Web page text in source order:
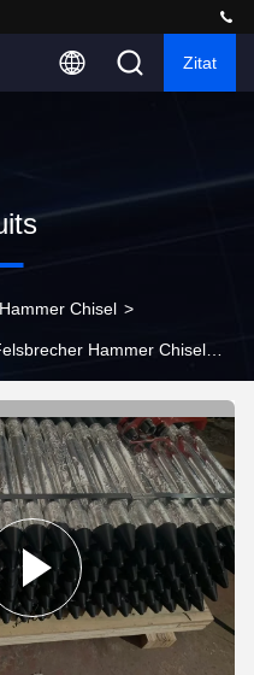
Zitat
Chisel >
Hammer Chisel